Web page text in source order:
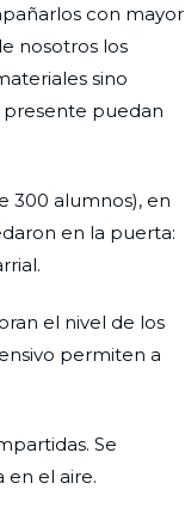
con mayor
nosotros los
sino
presente puedan
300 alumnos), en
en la puerta:
el nivel de los
permiten a
Se
en el aire.